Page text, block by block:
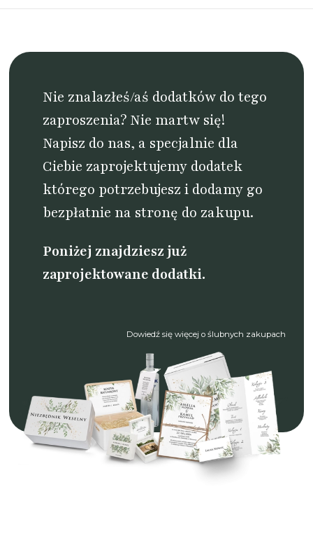
Nie znalazłeś/aś dodatków do tego
zaproszenia? Nie martw się!
Napisz do nas, a specjalnie dla
Ciebie zaprojektujemy dodatek
którego potrzebujesz i dodamy go
bezpłatnie na stronę do zakupu.
Poniżej znajdziesz już
zaprojektowane dodatki.
Dowiedź się więcej o ślubnych zakupach